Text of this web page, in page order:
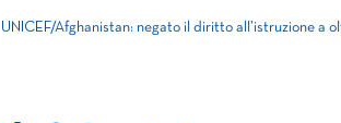
UNICEF/Afghanistan: negato il diritto all’istruzione a